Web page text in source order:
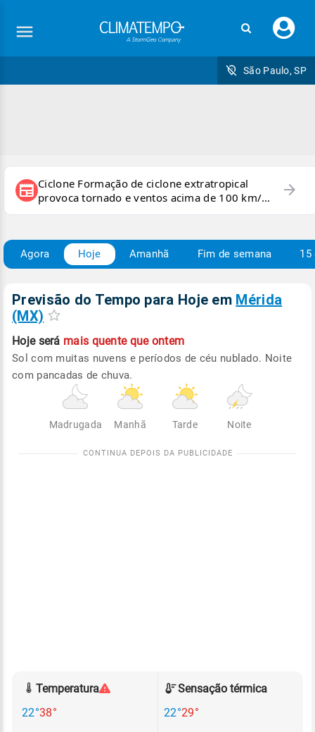
seu
São Paulo, SP
newspaper Ciclone Formação de ciclone extratropical
provoca tornado e ventos acima de 100 km/h
no RS
arrow_forward
Agora Hoje Amanhã Fim de semana 15
Previsão do Tempo para Hoje em Mérida
(MX)
Hoje será mais quente que ontem
Sol com muitas nuvens e períodos de céu nublado. Noite
com pancadas de chuva.
Madrugada Manhã Tarde Noite
Temperatura
22°38°
Sensação térmica
22°29°